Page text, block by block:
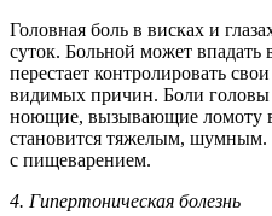
Головная боль в висках и
суток. Больной может впадать
перестает контролировать
видимых причин. Боли головы
ноющие, вызывающие ломоту
становится тяжелым,
с пищеварением.
4. Гипертоническая болезнь